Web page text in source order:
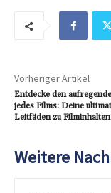
Vorheriger Artikel
Entdecke den
jedes Films: Deine
Leitfäden zu Filminhalten
Weitere